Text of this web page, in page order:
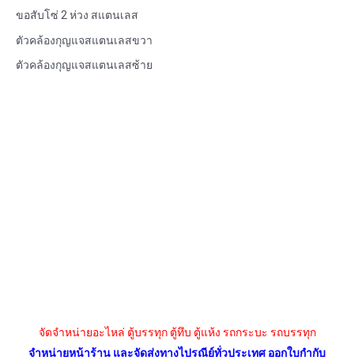
ขอสับโซ่ 2 ห่วง สแตนเลส
ตัวคล้องกุญแจสแตนเลสขวา
ตัวคล้องกุญแจสแตนเลสซ้าย
จัดจำหน่ายอะไหล่ ตู้บรรทุก ตู้ทึบ ตู้แห้ง รถกระบะ รถบรรทุก
จำหน่ายหน้าร้าน และจัดส่งทางไปรณีย์ทั่วประเทศ ออกใบกำกับ